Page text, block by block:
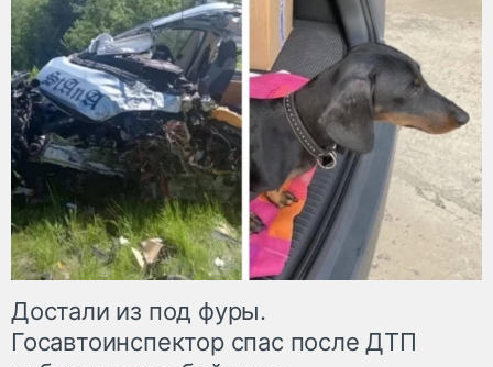
Достали из под фуры.
Госавтоинспектор спас после ДТП